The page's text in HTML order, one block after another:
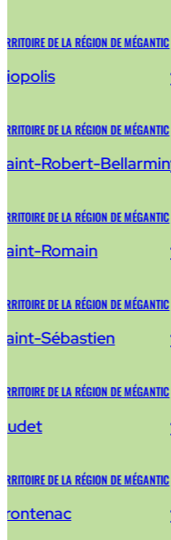
DE LA RÉGION DE MÉGANTIC
DE LA RÉGION DE MÉGANTIC
Robert-Bellarmin
DE LA RÉGION DE MÉGANTIC
Romain
DE LA RÉGION DE MÉGANTIC
Sébastien
DE LA RÉGION DE MÉGANTIC
DE LA RÉGION DE MÉGANTIC